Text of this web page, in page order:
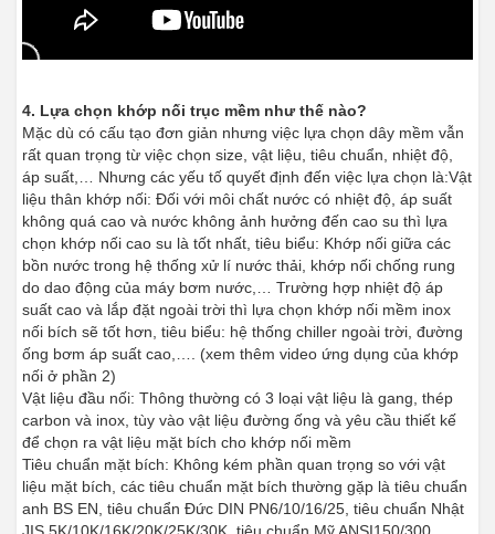
4. Lựa chọn khớp nối trục mềm như thế nào?
Mặc dù có cấu tạo đơn giản nhưng việc lựa chọn dây mềm vẫn
rất quan trọng từ việc chọn size, vật liệu, tiêu chuẩn, nhiệt độ,
áp suất,… Nhưng các yếu tố quyết định đến việc lựa chọn là:Vật
liệu thân khớp nối: Đối với môi chất nước có nhiệt độ, áp suất
không quá cao và nước không ảnh hưởng đến cao su thì lựa
chọn khớp nối cao su là tốt nhất, tiêu biểu: Khớp nối giữa các
bồn nước trong hệ thống xử lí nước thải, khớp nối chống rung
do dao động của máy bơm nước,… Trường hợp nhiệt độ áp
suất cao và lắp đặt ngoài trời thì lựa chọn khớp nối mềm inox
nối bích sẽ tốt hơn, tiêu biểu: hệ thống chiller ngoài trời, đường
ống bơm áp suất cao,…. (xem thêm video ứng dụng của khớp
nối ở phần 2)
Vật liệu đầu nối: Thông thường có 3 loại vật liệu là gang, thép
carbon và inox, tùy vào vật liệu đường ống và yêu cầu thiết kế
để chọn ra vật liệu mặt bích cho khớp nối mềm
Tiêu chuẩn mặt bích: Không kém phần quan trọng so với vật
liệu mặt bích, các tiêu chuẩn mặt bích thường gặp là tiêu chuẩn
anh BS EN, tiêu chuẩn Đức DIN PN6/10/16/25, tiêu chuẩn Nhật
JIS 5K/10K/16K/20K/25K/30K, tiêu chuẩn Mỹ ANSI150/300.